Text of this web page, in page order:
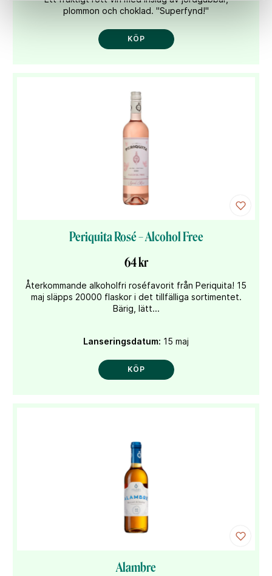
plommon och choklad. "Superfynd!"
KÖP
Periquita Rosé – Alcohol Free
64 kr
Återkommande alkoholfri roséfavorit från Periquita! 15
maj släpps 20000 flaskor i det tillfälliga sortimentet.
Bärig, lätt...
Lanseringsdatum: 15 maj
KÖP
Alambre